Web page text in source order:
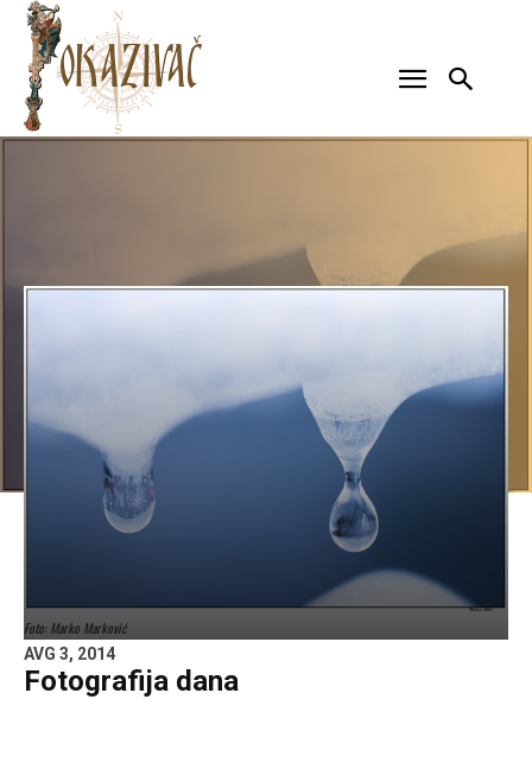
Foto: Marko Marković
AVG 3, 2014
Fotografija dana